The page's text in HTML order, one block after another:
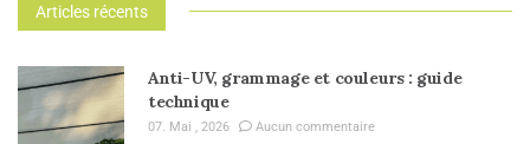
Articles récents
Anti-UV, grammage et couleurs : guide
technique
07. Mai , 2026 Aucun commentaire